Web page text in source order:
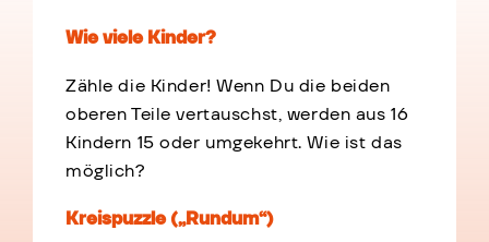
Wie viele Kinder?
Zähle die Kinder! Wenn Du die beiden
oberen Teile vertauschst, werden aus 16
Kindern 15 oder umgekehrt. Wie ist das
möglich?
Kreispuzzle („Rundum“)